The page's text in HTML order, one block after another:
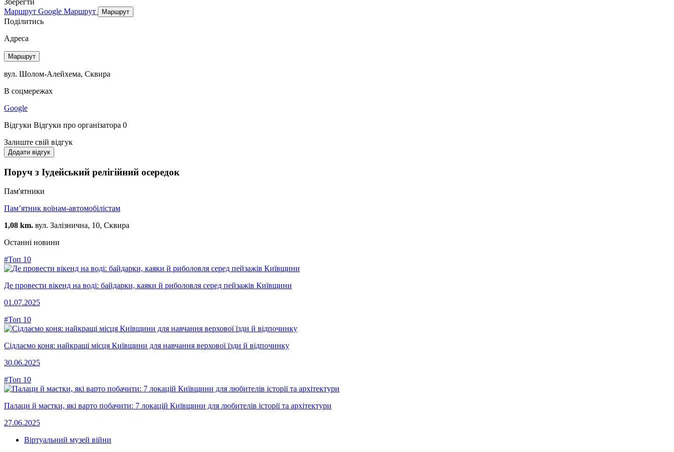
Маршрут Google Маршрут Маршрут
Поділитись
Адреса
Маршрут
вул. Шолом-Алейхема, Сквира
В соцмережах
Google
Відгуки Відгуки про організатора 0
Залиште свій відгук
Додати відгук
Поруч з Іудейський релігійний осередок
Пам'ятники
Пам’ятник воїнам-автомобілістам
1,08 km. вул. Залізнична, 10, Сквира
Останні новини
#Топ 10
Де провести вікенд на воді: байдарки, каяки й риболовля серед пейзажів Київщини
01.07.2025
#Топ 10
Сідлаємо коня: найкращі місця Київщини для навчання верхової їзди й відпочинку
30.06.2025
#Топ 10
Палаци й маєтки, які варто побачити: 7 локацій Київщини для любителів історії та архітектури
27.06.2025
Віртуальний музей війни